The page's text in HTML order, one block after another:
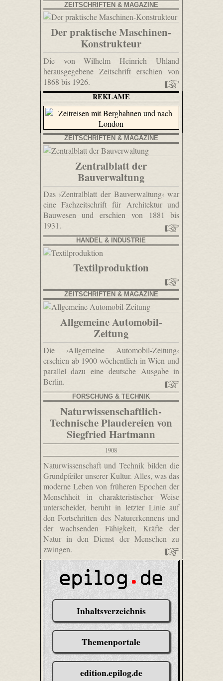
ZEITSCHRIFTEN & MAGAZINE
Der praktische Maschinen-
Konstrukteur
Die von Wilhelm Heinrich Uhland
herausgegebene Zeitschrift erschien von
1868 bis 1926.
REKLAME
ZEITSCHRIFTEN & MAGAZINE
Zentralblatt der
Bauverwaltung
Das ›Zentralblatt der Bauverwaltung‹ war
eine Fachzeitschrift für Architektur und
Bauwesen und erschien von 1881 bis
1931.
HANDEL & INDUSTRIE
Textilproduktion
ZEITSCHRIFTEN & MAGAZINE
Allgemeine Automobil-
Zeitung
Die ›Allgemeine Automobil-Zeitung‹
erschien ab 1900 wöchentlich in Wien und
parallel dazu eine deutsche Ausgabe in
Berlin.
FORSCHUNG & TECHNIK
Naturwissenschaftlich-
Technische Plaudereien von
Siegfried Hartmann
1908
Naturwissenschaft und Technik bilden die
Grundpfeiler unserer Kultur. Alles, was das
moderne Leben von früheren Epochen der
Menschheit in charakteristischer Weise
unterscheidet, beruht in letzter Linie auf
den Fortschritten des Naturerkennens und
der wachsenden Fähigkeit, Kräfte der
Natur in den Dienst der Menschen zu
zwingen.
Inhaltsverzeichnis
Themenportale
edition.epilog.de